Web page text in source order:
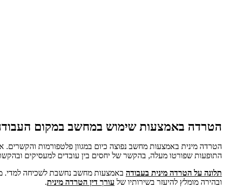
הטרדה באמצעות שימוש במחשב במקום
הטרדה מינית באמצעות מחשב נפוצה כיום במגוון פלטפורמות
התופעות שפורטו מעלה, בהקשר של יחסים בין עובדים למעסיקים
תלונה על הטרדה מינית בעבודה באמצעות מחשב נחשבת לשכיחה למדי.
ובהירה מומלץ להיעזר בשירותיו של עורך דין הטרדה מינית.